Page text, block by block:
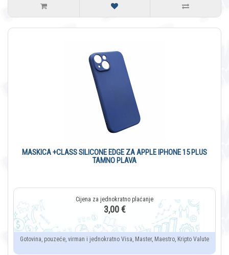
MASKICA +CLASS SILICONE EDGE ZA APPLE IPHONE 15 PLUS
TAMNO PLAVA
3,00 €
Gotovina, pouzeće, virman i jednokratno Visa, Master, Maestro, Kripto Valute